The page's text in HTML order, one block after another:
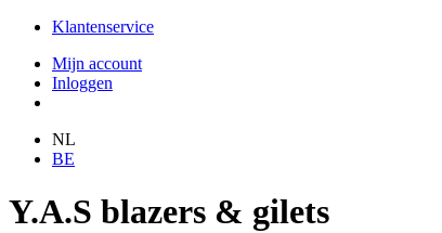
Klantenservice
Mijn account
Inloggen
NL
BE
Y.A.S blazers & gilets